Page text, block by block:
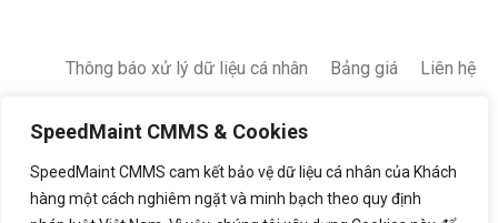
SpeedMaint CMMS & Cookies
SpeedMaint CMMS cam kết bảo vệ dữ liệu cá nhân của Khách
hàng một cách nghiêm ngặt và minh bạch theo quy định
Thông báo xử lý dữ liệu cá nhân Bảng giá Liên hệ